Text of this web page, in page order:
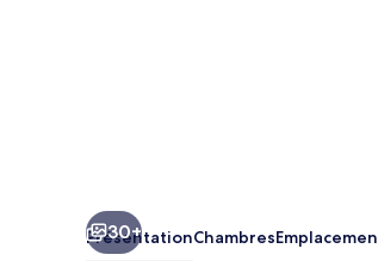
30+
PrésentationChambres